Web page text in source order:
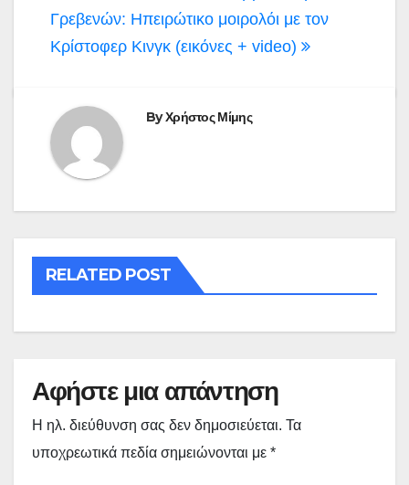
Γρεβενών: Ηπειρώτικο μοιρολόι με τον
Κρίστοφερ Κινγκ (εικόνες + video)
ByΧρήστος Μίμης
RELATED POST
Αφήστε μια απάντηση
Η ηλ. διεύθυνση σας δεν δημοσιεύεται. Τα
υποχρεωτικά πεδία σημειώνονται με *